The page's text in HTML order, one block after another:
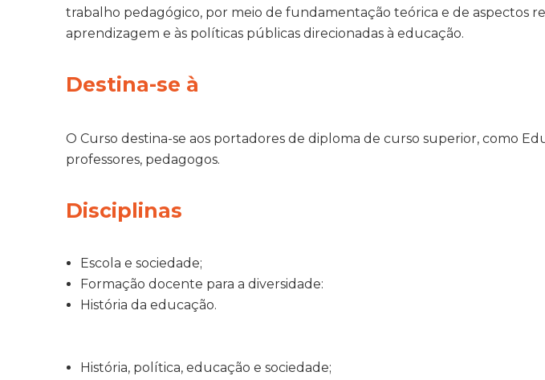
trabalho pedagógico, por meio de fundamentação teórica e de aspectos
aprendizagem e às políticas públicas direcionadas à educação.
Destina-se à
O Curso destina-se aos portadores de diploma de curso superior, como
professores, pedagogos.
Disciplinas
Escola e sociedade;
Formação docente para a diversidade:
História da educação.
História, política, educação e sociedade;